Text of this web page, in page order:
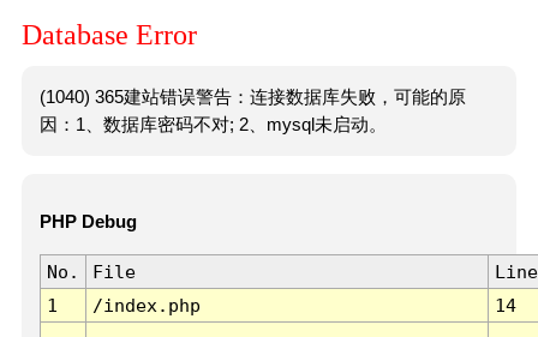
Database Error
(1040) 365建站错误警告：连接数据库失败，可能的原
因：1、数据库密码不对; 2、mysql未启动。
PHP Debug
No. File
Line
1
/index.php 14